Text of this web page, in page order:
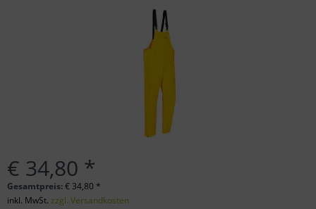
€ 34,80 *
Gesamtpreis:€ 34,80 *
inkl. MwSt. zzgl. Versandkosten